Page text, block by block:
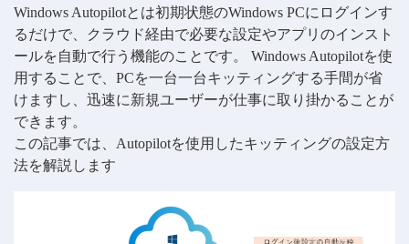
Windows Autopilotとは初期状態のWindows PCにログインす
るだけで、クラウド経由で必要な設定やアプリのインスト
ールを自動で行う機能のことです。 Windows Autopilotを使
用することで、PCを一台一台キッティングする手間が省
けますし、迅速に新規ユーザーが仕事に取り掛かることが
できます。
この記事では、Autopilotを使用したキッティングの設定方
法を解説します